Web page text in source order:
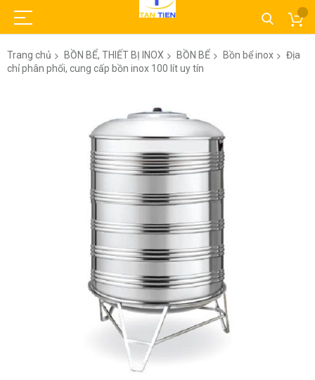
Trang chủ BỒN BỂ, THIẾT BỊ INOX BỒN BỂ Bồn bể inox
Địa
chỉ phân phối, cung cấp bồn inox 100 lít uy tín